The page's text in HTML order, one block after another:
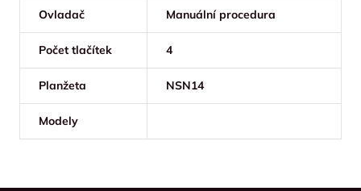
Ovladač Manuální procedura
Počet tlačítek 4
Planžeta NSN14
Modely